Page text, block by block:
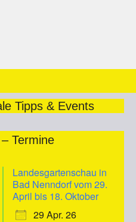
Tipps & Events
Termine
Landesgartenschau in
Bad Nenndorf vom 29.
April bis 18. Oktober
29 Apr. 26